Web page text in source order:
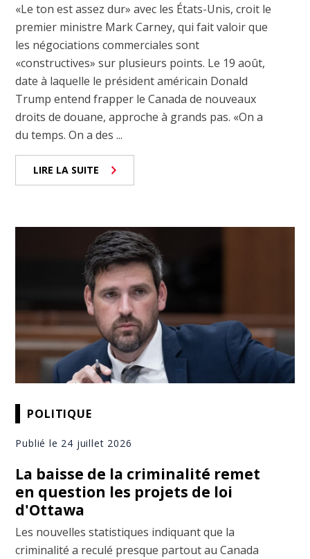
«Le ton est assez dur» avec les États-Unis, croit le
premier ministre Mark Carney, qui fait valoir que
les négociations commerciales sont
«constructives» sur plusieurs points. Le 19 août,
date à laquelle le président américain Donald
Trump entend frapper le Canada de nouveaux
droits de douane, approche à grands pas. «On a
du temps. On a des ...
LIRE LA SUITE
POLITIQUE
Publié le 24 juillet 2026
La baisse de la criminalité remet
en question les projets de loi
d'Ottawa
Les nouvelles statistiques indiquant que la
criminalité a reculé presque partout au Canada